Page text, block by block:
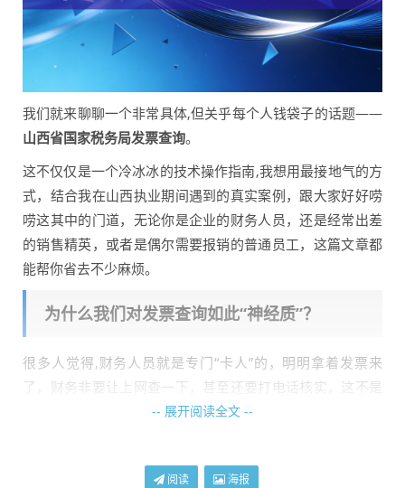
我们就来聊聊一个非常具体,但关乎每个人钱袋子的话题——
山西省国家税务局发票查询。
这不仅仅是一个冷冰冰的技术操作指南,我想用最接地气的方
式，结合我在山西执业期间遇到的真实案例，跟大家好好唠
唠这其中的门道，无论你是企业的财务人员，还是经常出差
的销售精英，或者是偶尔需要报销的普通员工，这篇文章都
能帮你省去不少麻烦。
为什么我们对发票查询如此“神经质”？
很多人觉得,财务人员就是专门“卡人”的，明明拿着发票来
了，财务非要让上网查一下，甚至还要打电话核实，这不是
代，发票查询不是找茬，而是对大家最好的保护。
-- 展开阅读全文 --
阅读 海报